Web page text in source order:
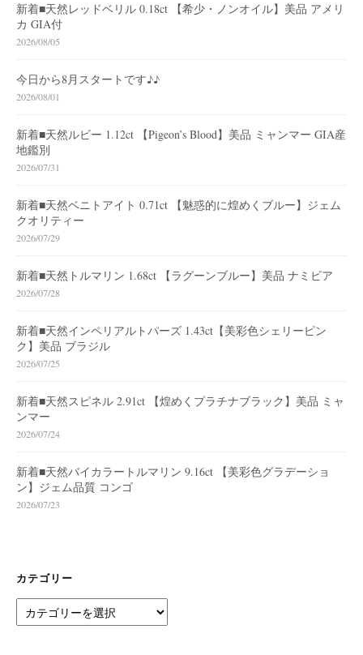
新着■天然レッドベリル 0.18ct 【希少・ノンオイル】美品 アメリ
カ GIA付
2026/08/05
今日から8月スタートです♪♪
2026/08/01
新着■天然ルビー 1.12ct 【Pigeon’s Blood】美品 ミャンマー GIA産
地鑑別
2026/07/31
新着■天然ベニトアイト 0.71ct 【魅惑的に煌めくブルー】ジェム
クオリティー
2026/07/29
新着■天然トルマリン 1.68ct 【ラグーンブルー】美品 ナミビア
2026/07/28
新着■天然インペリアルトパーズ 1.43ct【美彩色シェリーピン
ク】美品 ブラジル
2026/07/25
新着■天然スピネル 2.91ct 【煌めくプラチナブラック】美品 ミャ
ンマー
2026/07/24
新着■天然バイカラートルマリン 9.16ct 【美彩色グラデーショ
ン】ジェム品質 コンゴ
2026/07/23
カテゴリー
テ